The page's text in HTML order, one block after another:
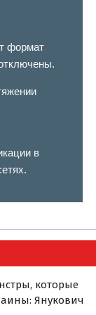
формат
в
которые
Янукович